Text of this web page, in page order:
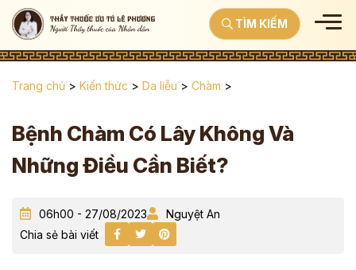
TÌM KIẾM
Trang chủ > Kiến thức > Da liễu > Chàm >
Bệnh Chàm Có Lây Không Và
Những Điều Cần Biết?
06h00 - 27/08/2023
Nguyệt An
Chia sẻ bài viết